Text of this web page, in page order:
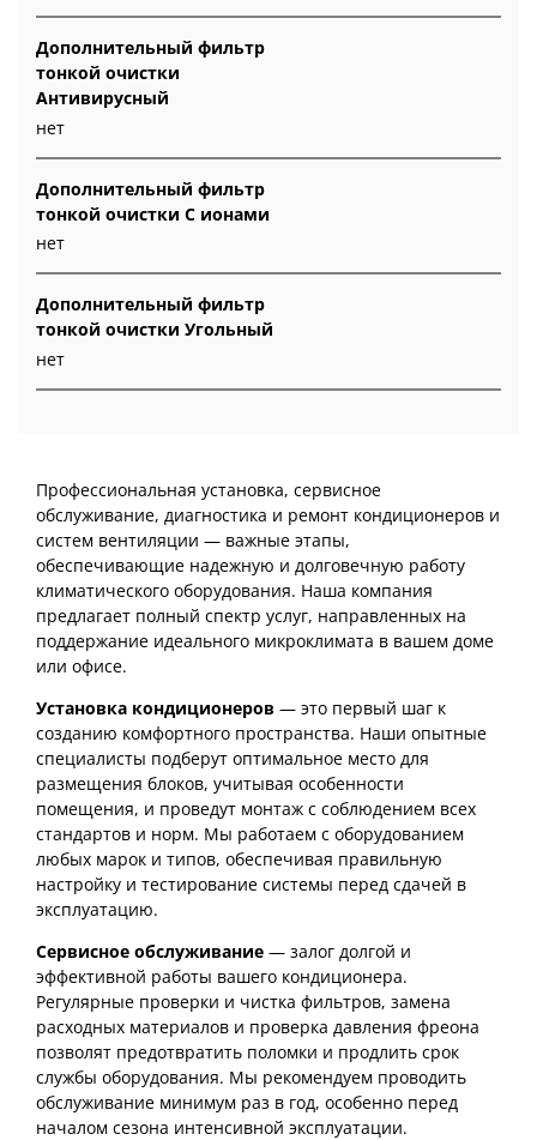
Дополнительный фильтр
тонкой очистки
Антивирусный
нет
Дополнительный фильтр
тонкой очистки С ионами
нет
Дополнительный фильтр
тонкой очистки Угольный
нет
Профессиональная установка, сервисное
обслуживание, диагностика и ремонт кондиционеров и
систем вентиляции — важные этапы,
обеспечивающие надежную и долговечную работу
климатического оборудования. Наша компания
предлагает полный спектр услуг, направленных на
поддержание идеального микроклимата в вашем доме
или офисе.
Установка кондиционеров — это первый шаг к
созданию комфортного пространства. Наши опытные
специалисты подберут оптимальное место для
размещения блоков, учитывая особенности
помещения, и проведут монтаж с соблюдением всех
стандартов и норм. Мы работаем с оборудованием
любых марок и типов, обеспечивая правильную
настройку и тестирование системы перед сдачей в
эксплуатацию.
Сервисное обслуживание — залог долгой и
эффективной работы вашего кондиционера.
Регулярные проверки и чистка фильтров, замена
расходных материалов и проверка давления фреона
позволят предотвратить поломки и продлить срок
службы оборудования. Мы рекомендуем проводить
обслуживание минимум раз в год, особенно перед
началом сезона интенсивной эксплуатации.